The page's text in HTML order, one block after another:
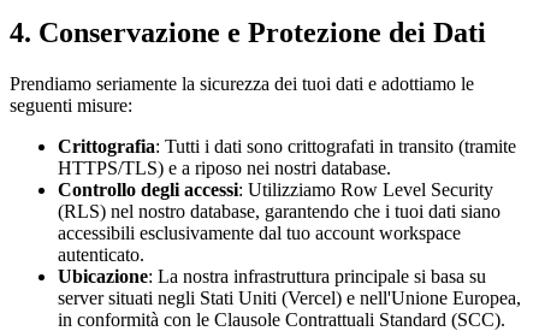
4. Conservazione e Protezione dei Dati
Prendiamo seriamente la sicurezza dei tuoi dati e adottiamo le
seguenti misure:
Crittografia: Tutti i dati sono crittografati in transito (tramite
HTTPS/TLS) e a riposo nei nostri database.
Controllo degli accessi: Utilizziamo Row Level Security
(RLS) nel nostro database, garantendo che i tuoi dati siano
accessibili esclusivamente dal tuo account workspace
autenticato.
Ubicazione: La nostra infrastruttura principale si basa su
server situati negli Stati Uniti (Vercel) e nell'Unione Europea,
in conformità con le Clausole Contrattuali Standard (SCC).